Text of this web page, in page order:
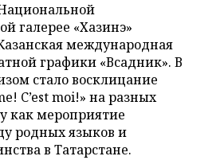
галерее «Хазинэ»
международная
графики «Всадник». В
стало восклицание
C’est moi!» на разных
как мероприятие
родных языков и
в Татарстане.